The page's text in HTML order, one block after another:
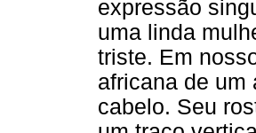
expressão
uma linda
triste. Em
africana de um
cabelo. Seu